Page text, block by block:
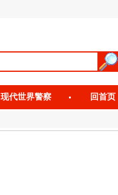
现代世界警察 回首页